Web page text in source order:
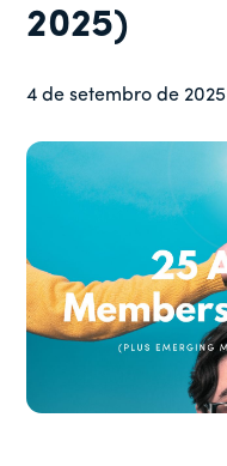
2025)
4 de setembro de 2025